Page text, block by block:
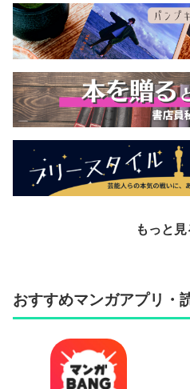
もっと見
おすすめマンガアプリ・